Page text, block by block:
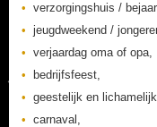
verzorgingshuis /
jeugdweekend /
verjaardag oma of opa,
bedrijfsfeest,
geestelijk en
carnaval,